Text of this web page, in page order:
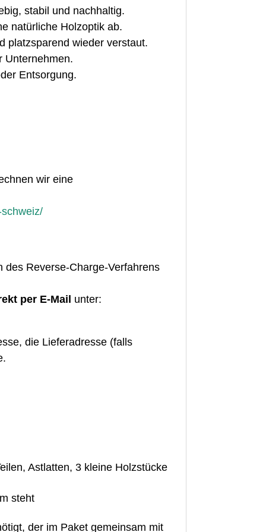
stabil und nachhaltig.
natürliche Holzoptik ab.
platzsparend wieder verstaut.
Unternehmen.
Entsorgung.
wir eine
des Reverse-Charge-Verfahrens
per E-Mail unter:
die Lieferadresse (falls
Astlatten, 3 kleine Holzstücke
steht
der im Paket gemeinsam mit